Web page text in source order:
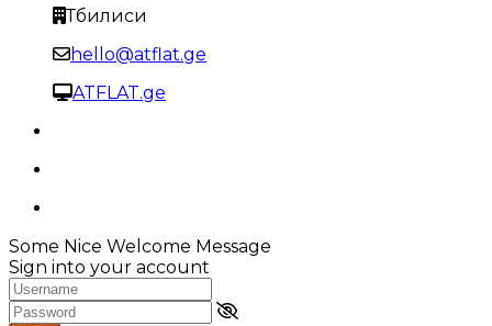
Тбилиси
hello@atflat.ge
ATFLAT.ge
Some Nice Welcome Message
Sign into your account